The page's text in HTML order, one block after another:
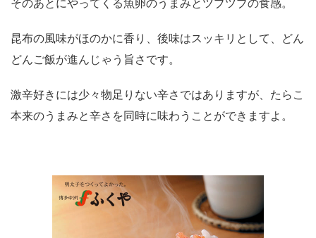
昆布の風味がほのかに香り、後味はスッキリとして、どん
どんご飯が進んじゃう旨さです。
激辛好きには少々物足りない辛さではありますが、たらこ
本来のうまみと辛さを同時に味わうことができますよ。